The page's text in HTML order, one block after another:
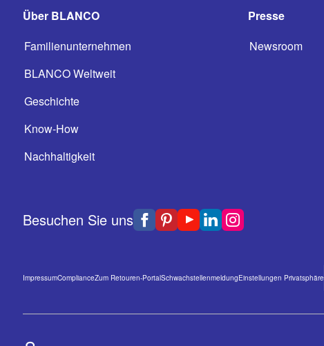
Über BLANCO
Familienunternehmen
BLANCO Weltweit
Geschichte
Know-How
Nachhaltigkeit
Presse
Newsroom
Besuchen Sie uns
ImpressumComplianceZum Retouren-PortalSchwachstellenmeldungEinstellungen Privatsphäre